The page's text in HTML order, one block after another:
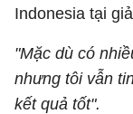
Indonesia tại
"Mặc dù có
nhưng tôi vẫn
kết quả tốt".